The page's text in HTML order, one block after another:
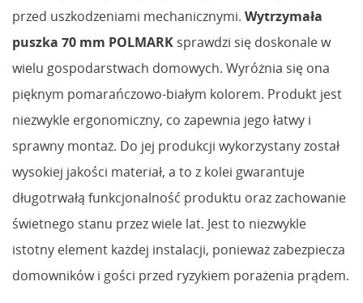
przed uszkodzeniami mechanicznymi. Wytrzymała
puszka 70 mm POLMARK sprawdzi się doskonale w
wielu gospodarstwach domowych. Wyróżnia się ona
pięknym pomarańczowo-białym kolorem. Produkt jest
niezwykle ergonomiczny, co zapewnia jego łatwy i
sprawny montaż. Do jej produkcji wykorzystany został
wysokiej jakości materiał, a to z kolei gwarantuje
długotrwałą funkcjonalność produktu oraz zachowanie
świetnego stanu przez wiele lat. Jest to niezwykle
istotny element każdej instalacji, ponieważ zabezpiecza
domowników i gości przed ryzykiem porażenia prądem.